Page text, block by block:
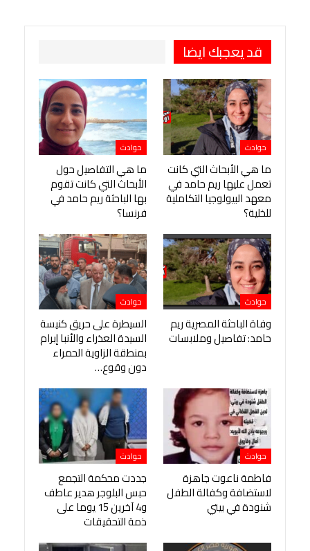
قد يعجبك ايضا
حوادث
ما هي الأبحاث التي كانت
تعمل عليها ريم حامد في
معهد البيولوجيا التكاملية
للخلية؟
حوادث
ما هي التفاصيل حول
الأبحاث التي كانت تقوم
بها الباحثة ريم حامد في
فرنسا؟
حوادث
وفاة الباحثة المصرية ريم
حامد: تفاصيل وملابسات
حوادث
السيطرة على حريق كنيسة
السيدة العذراء والأنبا إبرام
بمنطقة الزاوية الحمراء
دون وقوع…
حوادث
فاطمة ناعوت جاهزة
لاستضافة وكفالة الطفل
شنودة في بيتي
حوادث
جددت محكمة التجمع
حبس البلوجر هدير عاطف
و4 آخرين 15 يوما على
ذمة التحقيقات